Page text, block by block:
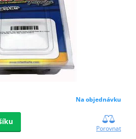
Na objednávku
Porovnat